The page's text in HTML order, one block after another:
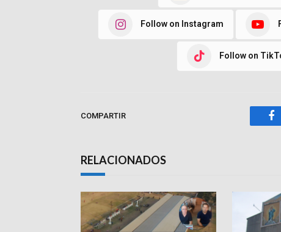
Follow on Instagram
Follow on
COMPARTIR
RELACIONADOS